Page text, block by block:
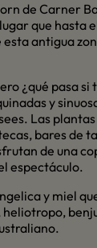
de Carner
que hasta
antigua
pasa si
y
Las
bares de
de una
espectáculo.
y miel